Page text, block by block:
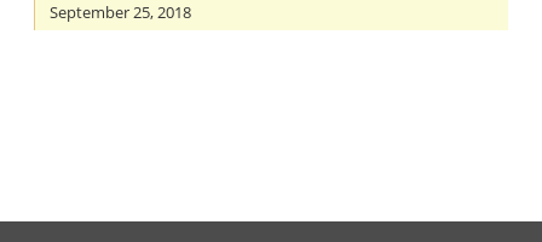
September 25, 2018